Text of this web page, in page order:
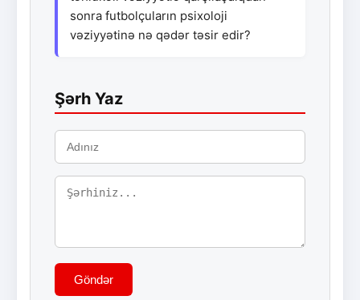
sonra futbolçuların psixoloji
vəziyyətinə nə qədər təsir edir?
Şərh Yaz
Göndər